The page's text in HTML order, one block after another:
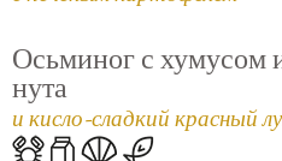
Осьминог с хумусом
нута
и кисло-сладкий красный